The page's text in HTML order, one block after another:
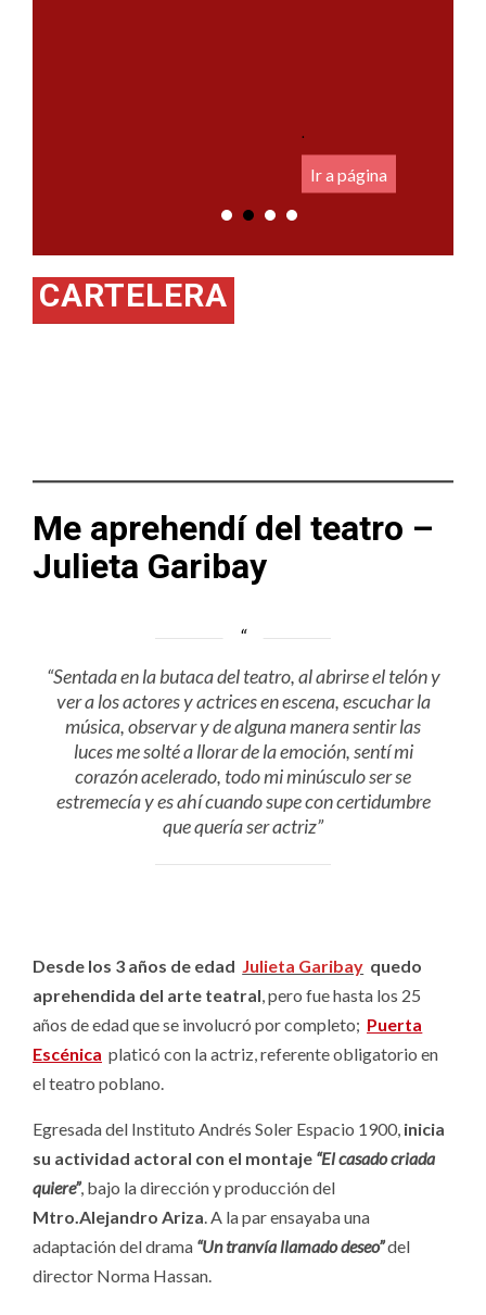
Ir a página
CARTELERA
Me aprehendí del teatro –
Julieta Garibay
“Sentada en la butaca del teatro, al abrirse el telón y
ver a los actores y actrices en escena, escuchar la
música, observar y de alguna manera sentir las
luces me solté a llorar de la emoción, sentí mi
corazón acelerado, todo mi minúsculo ser se
estremecía y es ahí cuando supe con certidumbre
que quería ser actriz”
Desde los 3 años de edad Julieta Garibay quedo
aprehendida del arte teatral, pero fue hasta los 25
años de edad que se involucró por completo; Puerta
Escénica platicó con la actriz, referente obligatorio en
el teatro poblano.
Egresada del Instituto Andrés Soler Espacio 1900, inicia
su actividad actoral con el montaje “El casado criada
quiere”, bajo la dirección y producción del
Mtro.Alejandro Ariza. A la par ensayaba una
adaptación del drama “Un tranvía llamado deseo”del
director Norma Hassan.